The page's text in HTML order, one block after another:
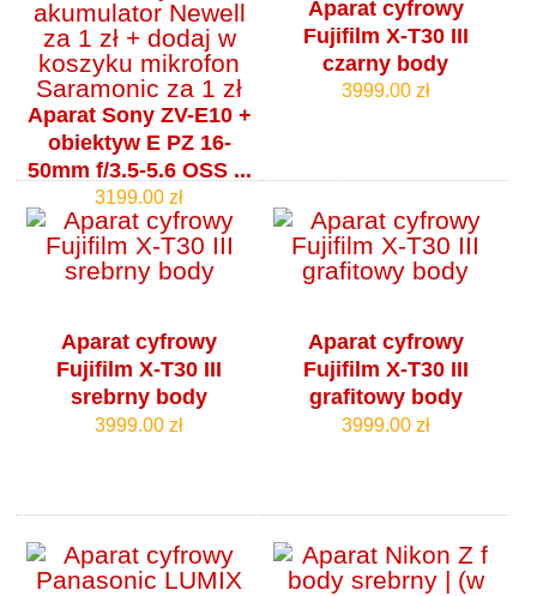
Aparat Sony ZV-E10 +
obiektyw E PZ 16-
50mm f/3.5-5.6 OSS ...
3199.00 zł
Aparat cyfrowy
Fujifilm X-T30 III
czarny body
3999.00 zł
Aparat cyfrowy
Fujifilm X-T30 III
srebrny body
3999.00 zł
Aparat cyfrowy
Fujifilm X-T30 III
grafitowy body
3999.00 zł